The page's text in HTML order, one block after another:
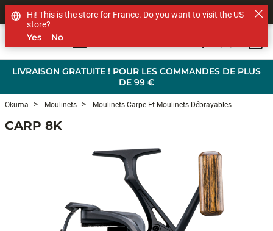
LIVRAISON GRATUITE ! POUR LES COMMANDES DE PLUS
DE 99 €
SHOP OTHER BRANDS
Okuma Moulinets Moulinets Carpe Et Moulinets Débrayables
CARP 8K
Hi! This is the store for France. Do you want to visit the US
store?
Yes No